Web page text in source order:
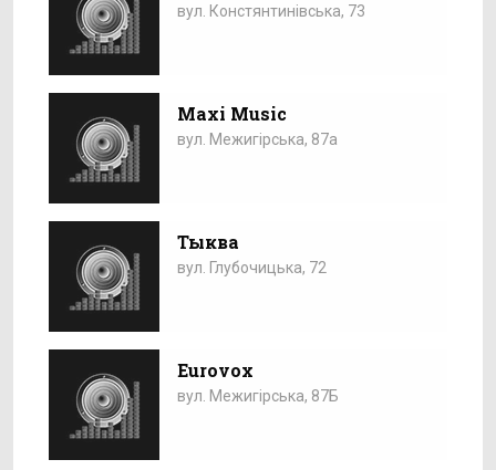
вул. Констянтинівська, 73
Maxi Music
вул. Межигірська, 87а
Тыква
вул. Глубочицька, 72
Eurovox
вул. Межигірська, 87Б